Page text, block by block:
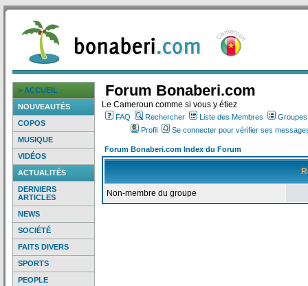
> ACCUEIL
NOUVEAUTÉS
COPOS
MUSIQUE
VIDÉOS
ACTUALITÉS
DERNIERS
ARTICLES
NEWS
SOCIÉTÉ
FAITS DIVERS
SPORTS
PEOPLE
Forum Bonaberi.com
Le Cameroun comme si vous y étiez
FAQ Rechercher Liste des Membres
Profil
Se connecter pour vérifier ses
Forum Bonaberi.com Index du Forum
Non-membre du groupe